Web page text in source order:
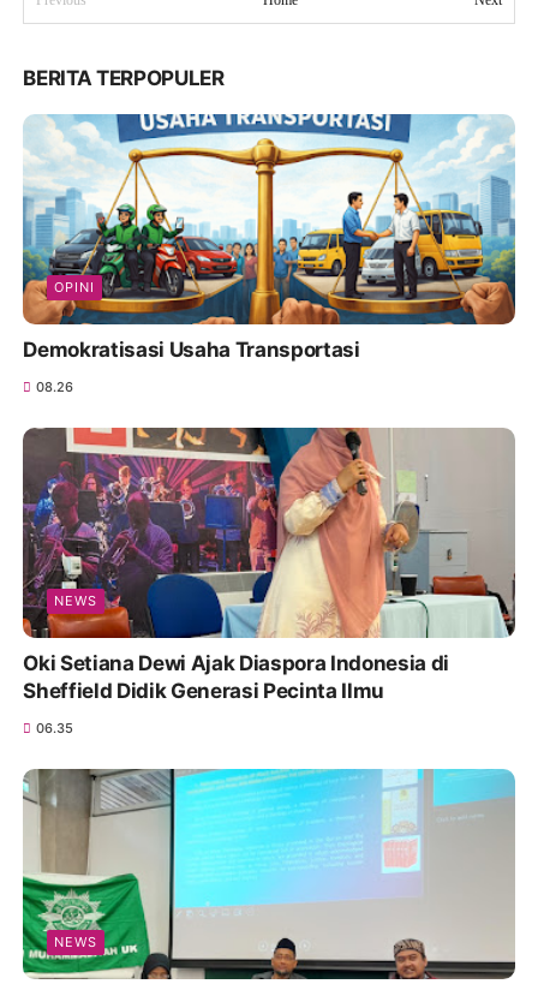
BERITA TERPOPULER
OPINI
Demokratisasi Usaha Transportasi
08.26
NEWS
Oki Setiana Dewi Ajak Diaspora Indonesia di
Sheffield Didik Generasi Pecinta Ilmu
06.35
NEWS